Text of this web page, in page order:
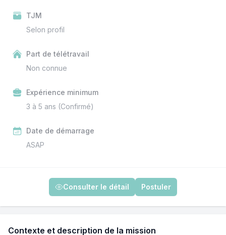
TJM
Selon profil
Part de télétravail
Non connue
Expérience minimum
3 à 5 ans (Confirmé)
Date de démarrage
ASAP
Consulter le détail Postuler
Contexte et description de la mission